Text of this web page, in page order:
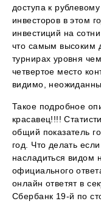
доступа к
инвесторов в этом
инвестиций на
что самым высоким
турнирах уровня
четвертое место
видимо,
Такое подробное
красавец!!!!
общий показатель
год. Что делать
насладиться видом
официального
онлайн ответят в
Сбербанк 19-й по